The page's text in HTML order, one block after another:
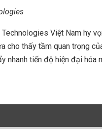
Việt Nam hy
cho thấy tầm quan trọng
nhanh tiến độ hiện đại hóa